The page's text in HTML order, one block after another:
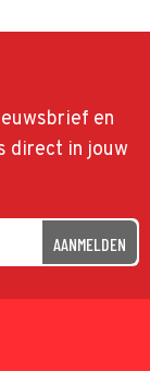
en
direct in jouw
AANMELDEN